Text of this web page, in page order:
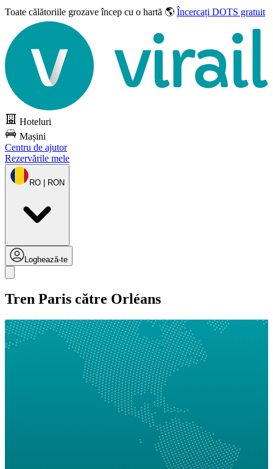
Toate călătoriile grozaveîncep cu o hartă 🌎 Încercați DOTS gratuit
Hoteluri
Mașini
Centru de ajutor
Rezervările mele
RO | RON
Loghează-te
Tren Paris către Orléans